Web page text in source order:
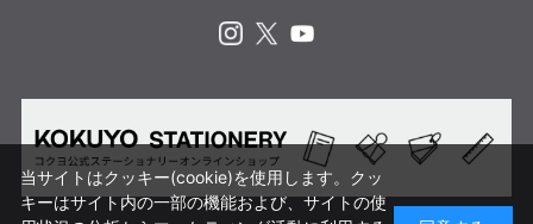
当サイトはクッキー(cookie)を使用します。クッ
キーはサイト内の一部の機能および、サイトの使